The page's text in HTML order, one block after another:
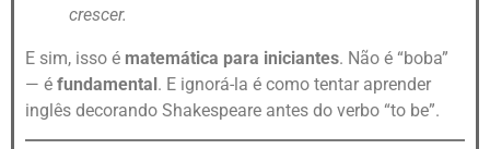
crescer.
E sim, isso é matemática para iniciantes. Não é “boba”
— é fundamental. E ignorá-la é como tentar aprender
inglês decorando Shakespeare antes do verbo “to be”.